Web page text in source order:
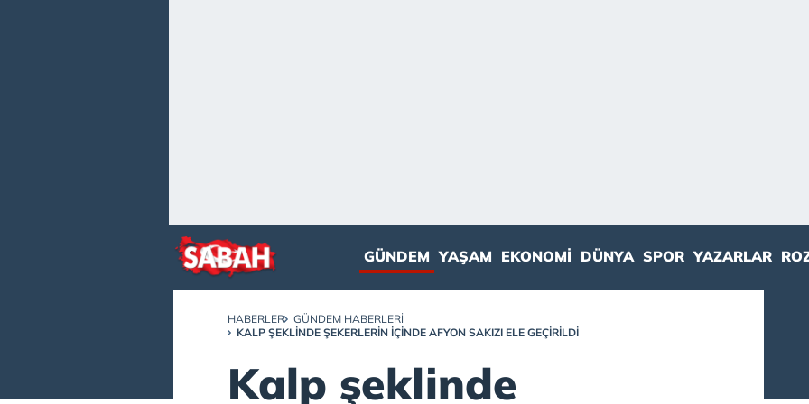
GÜNDEM YAŞAM EKONOMI DÜNYA SPOR YAZARLAR
HABERLER
GÜNDEM HABERLERI
KALP ŞEKLINDE ŞEKERLERIN IÇINDE AFYON SAKIZI ELE GEÇIRILDI
Kalp şeklinde